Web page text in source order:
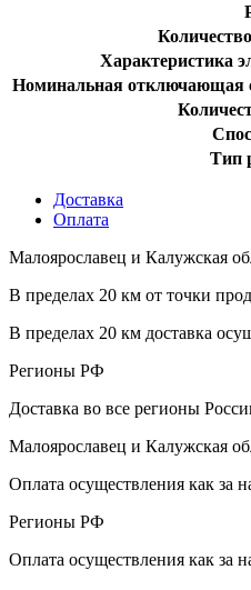
Характеристика
Номинальная отключающая
Тип
Доставка
Оплата
Малоярославец и Калужская
В пределах 20 км от точки
В пределах 20 км доставка
Регионы РФ
Доставка во все регионы
Малоярославец и Калужская
Оплата осуществления как за
Регионы РФ
Оплата осуществления как за